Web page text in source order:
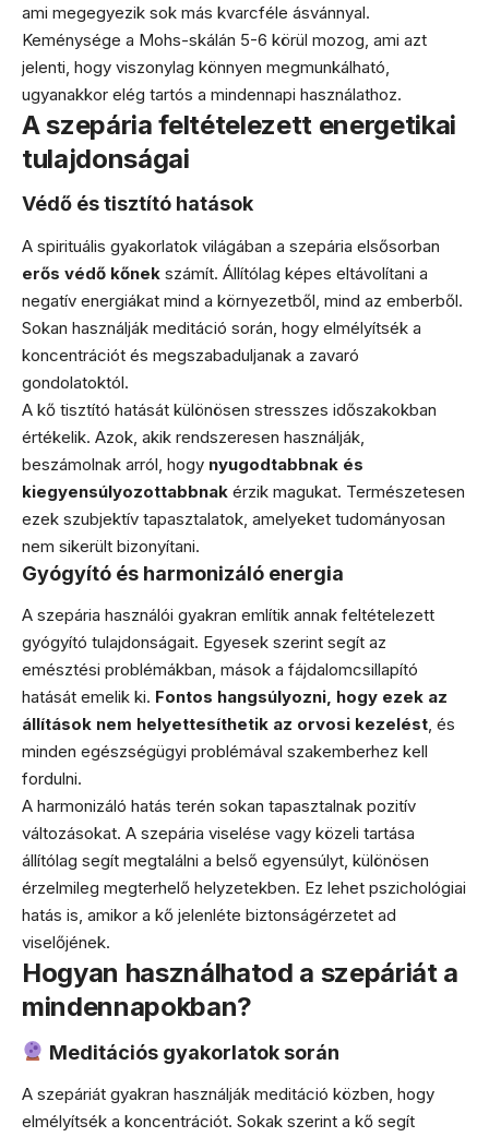
ami megegyezik sok más kvarcféle ásvánnyal.
Keménysége a Mohs-skálán 5-6 körül mozog, ami azt
jelenti, hogy viszonylag könnyen megmunkálható,
ugyanakkor elég tartós a mindennapi használathoz.
A szepária feltételezett energetikai
tulajdonságai
Védő és tisztító hatások
A spirituális gyakorlatok világában a szepária elsősorban
erős védő kőnek számít. Állítólag képes eltávolítani a
negatív energiákat mind a környezetből, mind az emberből.
Sokan használják meditáció során, hogy elmélyítsék a
koncentrációt és megszabaduljanak a zavaró
gondolatoktól.
A kő tisztító hatását különösen stresszes időszakokban
értékelik. Azok, akik rendszeresen használják,
beszámolnak arról, hogy nyugodtabbnak és
kiegyensúlyozottabbnak érzik magukat. Természetesen
ezek szubjektív tapasztalatok, amelyeket tudományosan
nem sikerült bizonyítani.
Gyógyító és harmonizáló energia
A szepária használói gyakran említik annak feltételezett
gyógyító tulajdonságait. Egyesek szerint segít az
emésztési problémákban, mások a fájdalomcsillapító
hatását emelik ki. Fontos hangsúlyozni, hogy ezek az
állítások nem helyettesíthetik az orvosi kezelést, és
minden egészségügyi problémával szakemberhez kell
fordulni.
A harmonizáló hatás terén sokan tapasztalnak pozitív
változásokat. A szepária viselése vagy közeli tartása
állítólag segít megtalálni a belső egyensúlyt, különösen
érzelmileg megterhelő helyzetekben. Ez lehet pszichológiai
hatás is, amikor a kő jelenléte biztonságérzetet ad
viselőjének.
Hogyan használhatod a szepáriát a
mindennapokban?
Meditációs gyakorlatok során
A szepáriát gyakran használják meditáció közben, hogy
elmélyítsék a koncentrációt. Sokak szerint a kő segít